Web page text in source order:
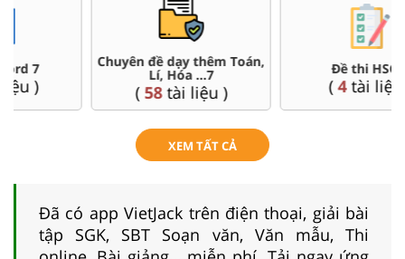
Đề thi HSG 7
tài liệu )
Trắc nghiệm đúng sai 7
tài liệu )
XEM TẤT CẢ
Đã có app VietJack trên điện thoại, giải bài
tập SGK, SBT Soạn văn, Văn mẫu, Thi